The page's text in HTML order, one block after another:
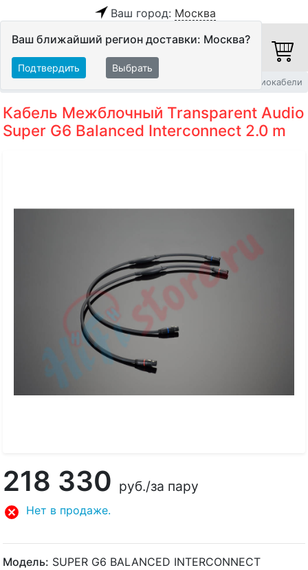
Ваш город: Москва
Ваш ближайший регион доставки: Москва?
Подтвердить Выбрать
Балансные аудиокабели
Кабель Межблочный Transparent Audio
Super G6 Balanced Interconnect 2.0 m
218 330 руб./за пару
Нет в продаже.
Модель: SUPER G6 BALANCED INTERCONNECT